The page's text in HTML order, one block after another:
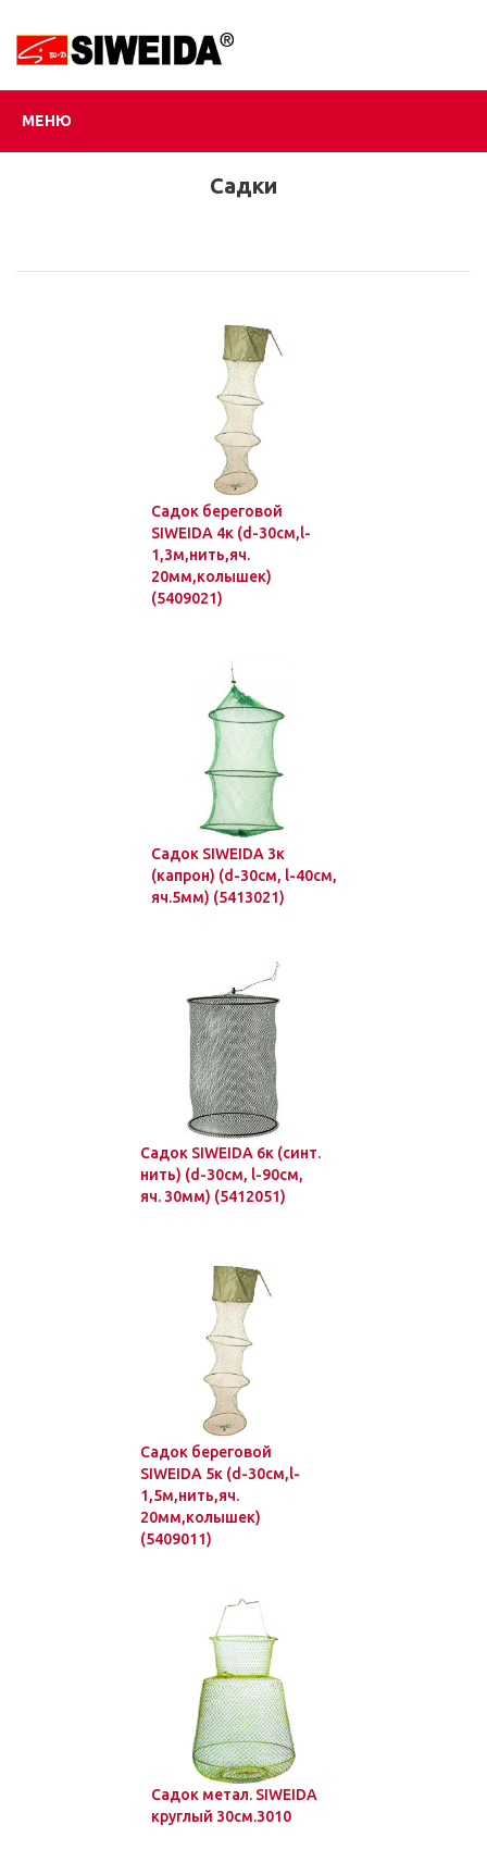
МЕНЮ
Садки
Садок береговой
SIWEIDA 4к (d-30см,l-
1,3м,нить,яч.
20мм,колышек)
(5409021)
Садок SIWEIDA 3к
(капрон) (d-30см, l-40см,
яч.5мм) (5413021)
Садок SIWEIDA 6к (синт.
нить) (d-30см, l-90см,
яч. 30мм) (5412051)
Садок береговой
SIWEIDA 5к (d-30см,l-
1,5м,нить,яч.
20мм,колышек)
(5409011)
Садок метал. SIWEIDA
круглый 30см.3010